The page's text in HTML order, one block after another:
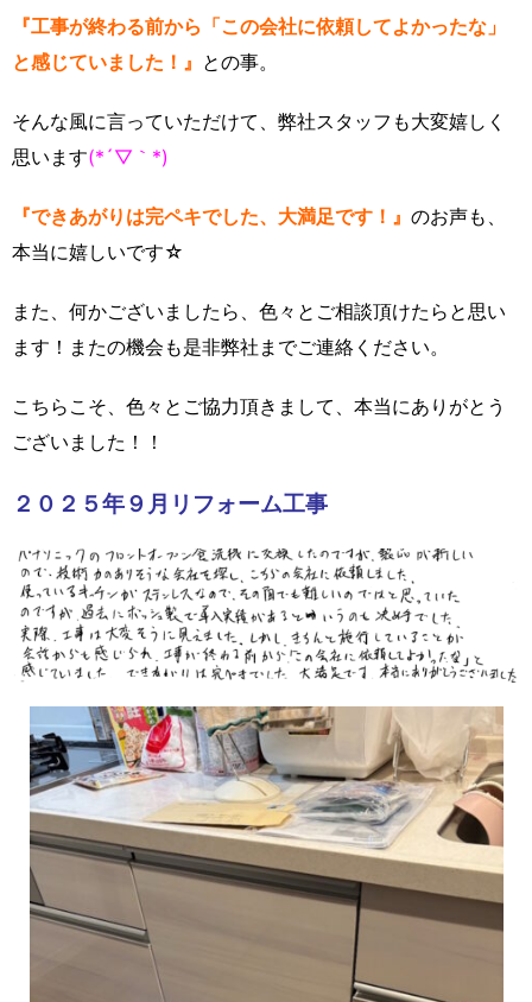
『工事が終わる前から「この会社に依頼してよかったな」
と感じていました！』 との事。
そんな風に言っていただけて、弊社スタッフも大変嬉しく
思います(*´▽｀*)
『できあがりは完ペキでした、大満足です！』 のお声も、
本当に嬉しいです☆
また、何かございましたら、色々とご相談頂けたらと思い
ます！またの機会も是非弊社までご連絡ください。
こちらこそ、色々とご協力頂きまして、本当にありがとう
ございました！！
２０２５年９月リフォーム工事